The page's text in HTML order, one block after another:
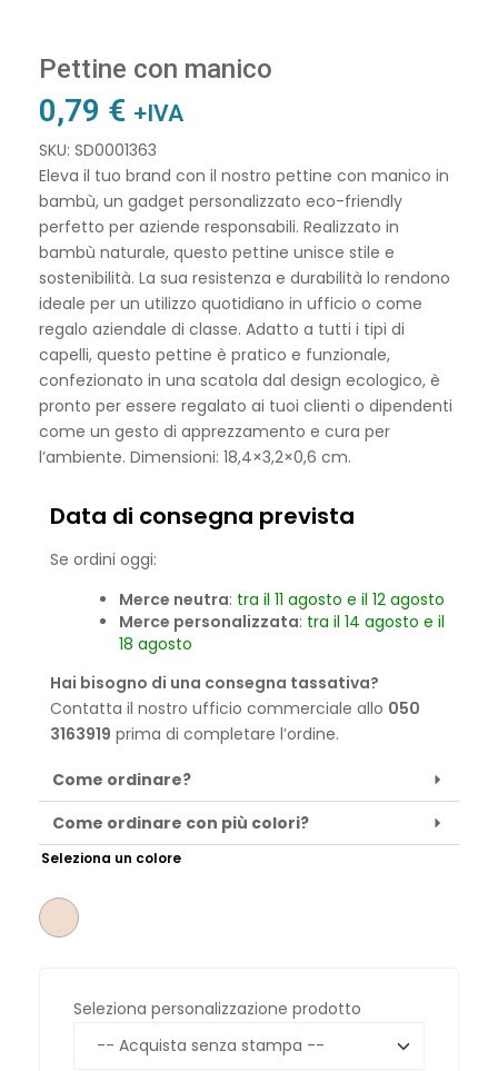
Pettine con manico
0,79 € +IVA
SKU: SD0001363
Eleva il tuo brand con il nostro pettine con manico in
bambù, un gadget personalizzato eco-friendly
perfetto per aziende responsabili. Realizzato in
bambù naturale, questo pettine unisce stile e
sostenibilità. La sua resistenza e durabilità lo rendono
ideale per un utilizzo quotidiano in ufficio o come
regalo aziendale di classe. Adatto a tutti i tipi di
capelli, questo pettine è pratico e funzionale,
confezionato in una scatola dal design ecologico, è
pronto per essere regalato ai tuoi clienti o dipendenti
come un gesto di apprezzamento e cura per
l’ambiente. Dimensioni: 18,4×3,2×0,6 cm.
Data di consegna prevista
Se ordini oggi:
Merce neutra: tra il 11 agosto e il 12 agosto
Merce personalizzata: tra il 14 agosto e il
18 agosto
Hai bisogno di una consegna tassativa?
Contatta il nostro ufficio commerciale allo 050
3163919 prima di completare l’ordine.
Come ordinare?
Come ordinare con più colori?
Seleziona un colore
Seleziona personalizzazione prodotto